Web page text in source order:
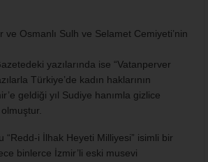
ve Osmanlı Sulh ve Selamet Cemiyeti’nin
yazılarında ise “Vatanperver
Türkiye’de kadın haklarının
geldiği yıl Sudiye hanımla gizlice
“Redd-i İlhak Heyeti Milliyesi” isimli bir
binlerce İzmir’li eski musevi